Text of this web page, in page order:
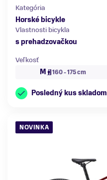
Kategória
Horské bicykle
Vlastnosti bicykla
s prehadzovačkou
Veľkosť
M
160 - 175 cm
Posledný kus skladom
NOVINKA